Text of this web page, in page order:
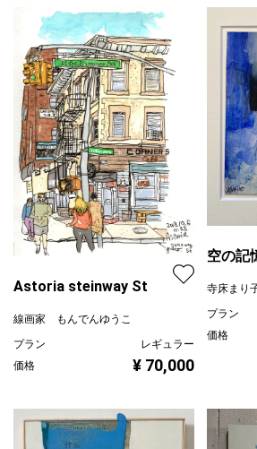
Astoria steinway St
線画家 もんでんゆうこ
プラン
レギュラー
価格
¥ 70,000
空の記
寺床まり
プラン
価格